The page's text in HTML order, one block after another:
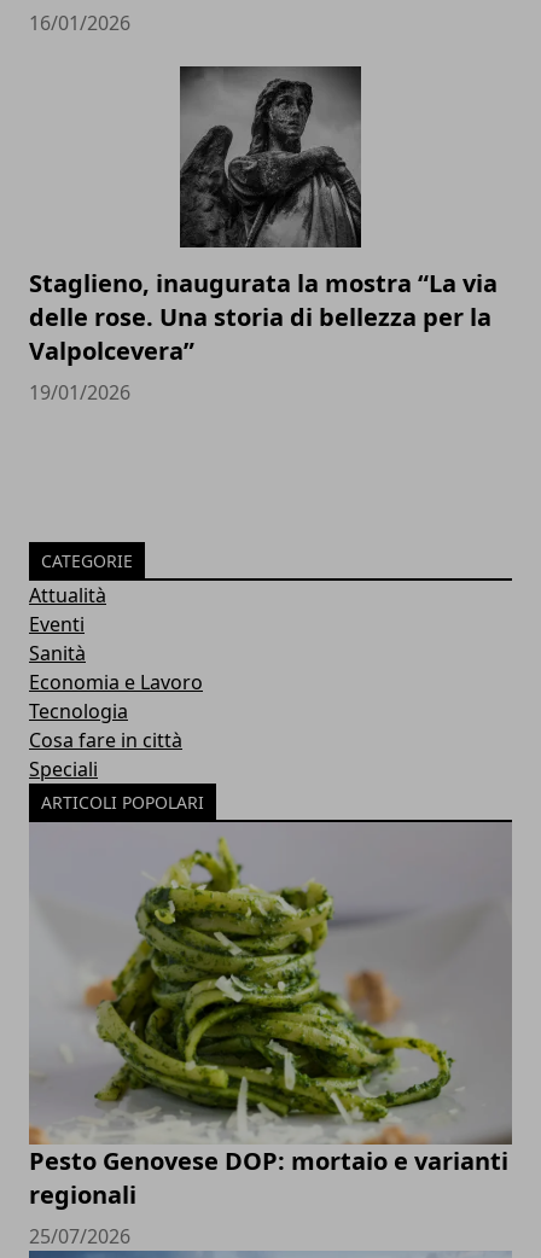
16/01/2026
Staglieno, inaugurata la mostra “La via
delle rose. Una storia di bellezza per la
Valpolcevera”
19/01/2026
CATEGORIE
Attualità
Eventi
Sanità
Economia e Lavoro
Tecnologia
Cosa fare in città
Speciali
ARTICOLI POPOLARI
Pesto Genovese DOP: mortaio e varianti
regionali
25/07/2026